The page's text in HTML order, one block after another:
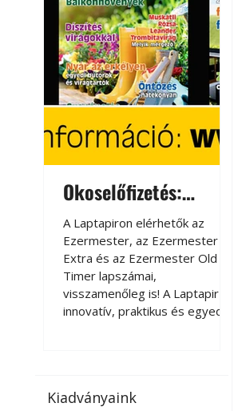
Okoselőfizetés:
Ezermester Extra
A Laptapiron elérhetők az
Ezermester, az Ezermester
Extra és az Ezermester Old
Timer lapszámai,
visszamenőleg is! A Laptapir új,
innovatív, praktikus és egyedi
az otthonában, útközben vagy
Kiadványaink